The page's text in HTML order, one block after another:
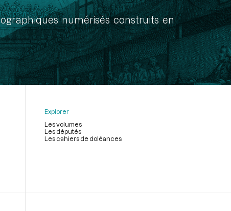
numérisés construits en
Explorer
Les volumes
Les députés
Les cahiers de doléances